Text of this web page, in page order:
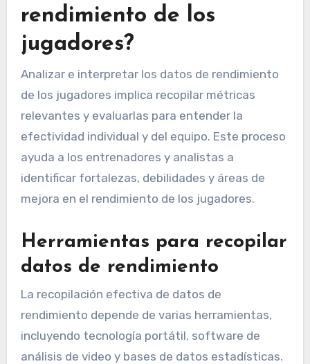
rendimiento de los
jugadores?
Analizar e interpretar los datos de rendimiento
de los jugadores implica recopilar métricas
relevantes y evaluarlas para entender la
efectividad individual y del equipo. Este proceso
ayuda a los entrenadores y analistas a
identificar fortalezas, debilidades y áreas de
mejora en el rendimiento de los jugadores.
Herramientas para recopilar
datos de rendimiento
La recopilación efectiva de datos de
rendimiento depende de varias herramientas,
incluyendo tecnología portátil, software de
análisis de video y bases de datos estadísticas.